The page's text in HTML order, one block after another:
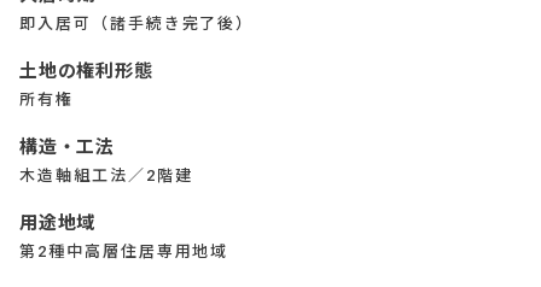
即入居可（諸手続き完了後）
土地の権利形態
所有権
構造・工法
木造軸組工法／2階建
用途地域
第2種中高層住居専用地域